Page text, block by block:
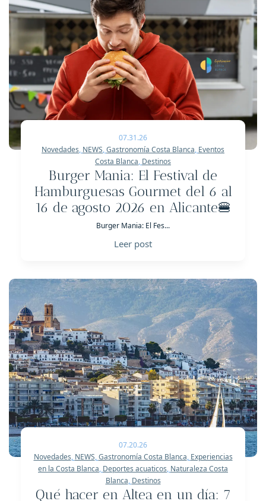
07.31.26
Novedades, NEWS,Gastronomía Costa Blanca, Eventos
Costa Blanca, Destinos
Burger Mania: El Festival de
Hamburguesas Gourmet del 6 al
16 de agosto 2026 en Alicante🍔
Burger Mania: El Fes...
Leer post
07.20.26
Novedades, NEWS,Gastronomía Costa Blanca, Experiencias
en la Costa Blanca, Deportes acuaticos, Naturaleza Costa
Blanca, Destinos
Qué hacer en Altea en un día: 7